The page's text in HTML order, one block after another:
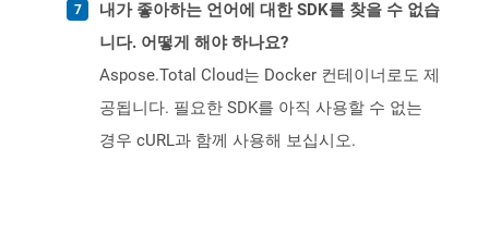
내가 좋아하는 언어에 대한 SDK를 찾을 수 없습
니다. 어떻게 해야 하나요?
Aspose.Total Cloud는 Docker 컨테이너로도 제
공됩니다. 필요한 SDK를 아직 사용할 수 없는
경우 cURL과 함께 사용해 보십시오.